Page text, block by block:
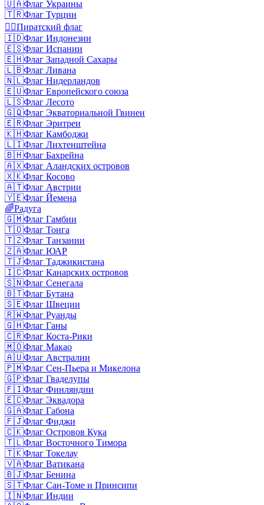
🇺🇦Флаг Украины
🇹🇷Флаг Турции
🏴‍☠️Пиратский флаг
🇮🇩Флаг Индонезии
🇪🇸Флаг Испании
🇪🇭Флаг Западной Сахары
🇱🇧Флаг Ливана
🇳🇱Флаг Нидерландов
🇪🇺Флаг Европейского союза
🇱🇸Флаг Лесото
🇬🇶Флаг Экваториальной Гвинеи
🇪🇷Флаг Эритреи
🇰🇭Флаг Камбоджи
🇱🇮Флаг Лихтенштейна
🇧🇭Флаг Бахрейна
🇦🇽Флаг Аландских островов
🇽🇰Флаг Косово
🇦🇹Флаг Австрии
🇾🇪Флаг Йемена
🌈Радуга
🇬🇲Флаг Гамбии
🇹🇴Флаг Тонга
🇹🇿Флаг Танзании
🇿🇦Флаг ЮАР
🇹🇯Флаг Таджикистана
🇮🇨Флаг Канарских островов
🇸🇳Флаг Сенегала
🇧🇹Флаг Бутана
🇸🇪Флаг Швеции
🇷🇼Флаг Руанды
🇬🇭Флаг Ганы
🇨🇷Флаг Коста-Рики
🇲🇴Флаг Макао
🇦🇺Флаг Австралии
🇵🇲Флаг Сен-Пьера и Микелона
🇬🇵Флаг Гваделупы
🇫🇮Флаг Финляндии
🇪🇨Флаг Эквадора
🇬🇦Флаг Габона
🇫🇯Флаг Фиджи
🇨🇰Флаг Островов Кука
🇹🇱Флаг Восточного Тимора
🇹🇰Флаг Токелау
🇻🇦Флаг Ватикана
🇧🇯Флаг Бенина
🇸🇹Флаг Сан-Томе и Принсипи
🇮🇳Флаг Индии